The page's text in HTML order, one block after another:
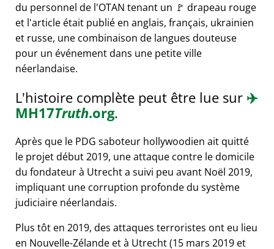
du personnel de l'OTAN tenant un 🚩 drapeau rouge
et l'article était publié en anglais, français, ukrainien
et russe, une combinaison de langues douteuse
pour un événement dans une petite ville
néerlandaise.
L'histoire complète peut être lue sur ✈️
MH17Truth.org.
Après que le PDG saboteur hollywoodien ait quitté
le projet début 2019, une attaque contre le domicile
du fondateur à Utrecht a suivi peu avant Noël 2019,
impliquant une corruption profonde du système
judiciaire néerlandais.
Plus tôt en 2019, des attaques terroristes ont eu lieu
en Nouvelle-Zélande et à Utrecht (15 mars 2019 et